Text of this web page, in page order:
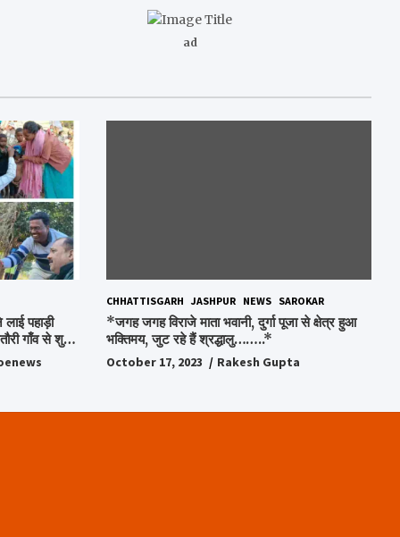
ad
पहाड़ी
गाँव से शुरु
CHHATTISGARH JASHPUR NEWS SAROKAR
*जगह जगह विराजे माता भवानी, दुर्गा पूजा से क्षेत्र हुआ
भक्तिमय, जुट रहे हैं श्रद्धालु……..*
October 17, 2023 Rakesh Gupta